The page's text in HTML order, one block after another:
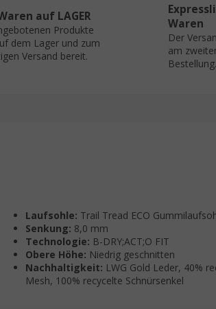
auf LAGER
Produkte
dem Lager und zum
Versand bereit.
Waren
Der
am
Bestellung.
Laufsohle: Trail Tread ECO
Senkung: 8,0 mm
Technologie: B-DRY;ACT;O FIT
Obere Höhe: Niedrig geschnitten
Nachhaltigkeit: LWG Gold Leder, 40%
Mesh, 100% recycelte Schnürsenkel